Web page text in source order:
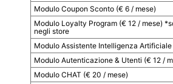
Modulo Coupon Sconto (€ 6 / mese)
Modulo Loyalty Program (€ 12 / mese)
negli store
Modulo Assistente Intelligenza
Modulo Autenticazione & Utenti (€ 12 /
Modulo CHAT (€ 20 / mese)